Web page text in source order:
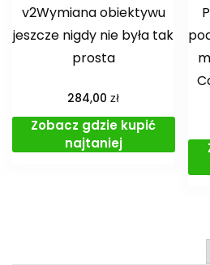
v2Wymiana obiektywu
jeszcze nigdy nie była tak
prosta
284,00zł
Zobacz gdzie kupić
najtaniej